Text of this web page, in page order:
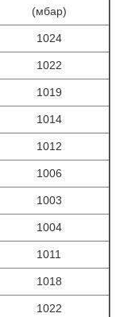
(мбар)
1024
1022
1019
1014
1012
1006
1003
1004
1011
1018
1022